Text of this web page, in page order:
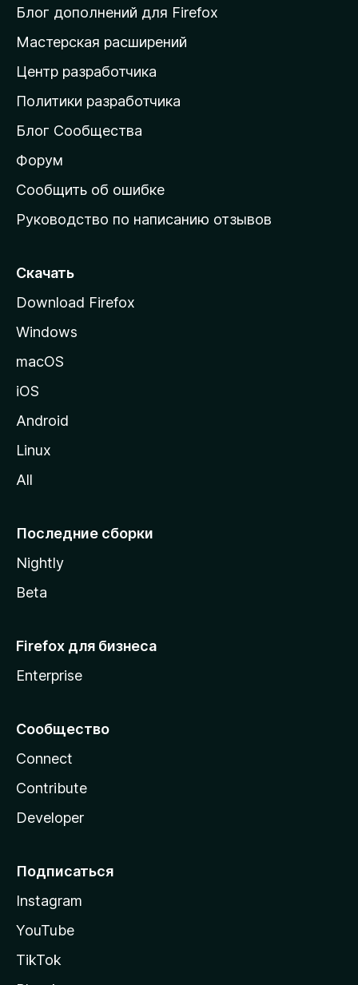
и
а
д
о
а
ш
н
ю
т
а
н
у
M
i
l
Блог дополнений для Firefox
Мастерская расширений
Центр разработчика
Политики разработчика
Блог Сообщества
Форум
Сообщить об ошибке
Руководство по написанию отзывов
Скачать
Download Firefox
Windows
macOS
iOS
Android
Linux
All
Последние сборки
Nightly
Beta
Firefox для бизнеса
Enterprise
Сообщество
Connect
Contribute
Developer
Подписаться
Instagram
YouTube
TikTok